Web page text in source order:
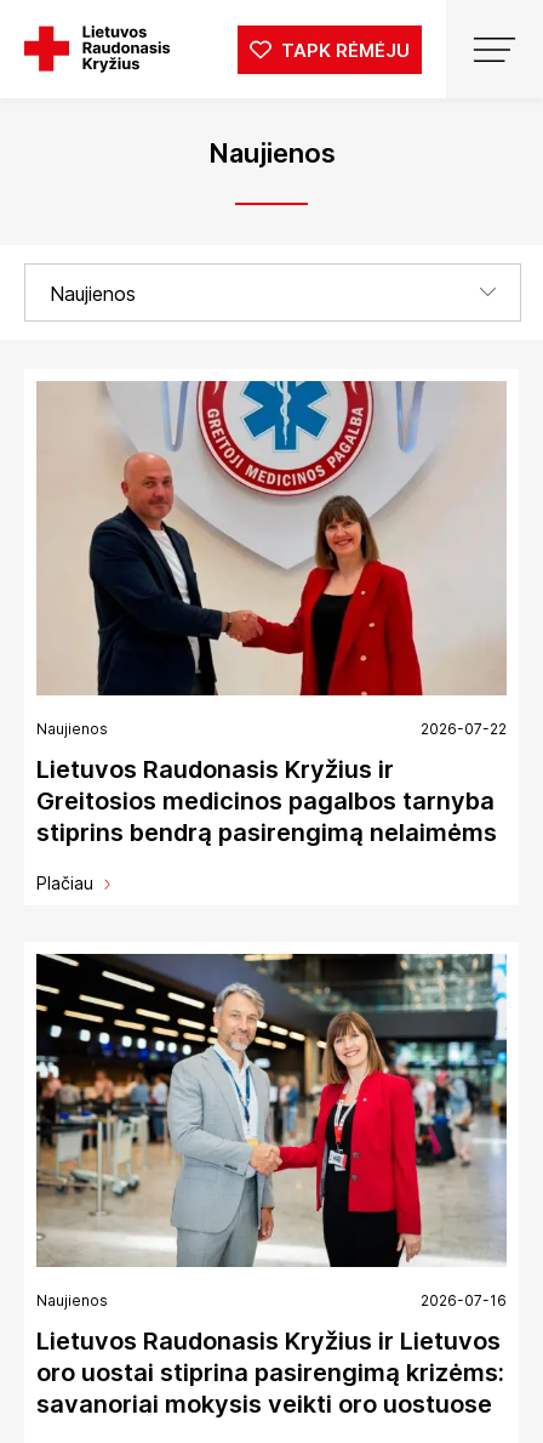
TAPK RĖMĖJU
Naujienos
Naujienos
Naujienos 2026-07-22
Lietuvos Raudonasis Kryžius ir
Greitosios medicinos pagalbos tarnyba
stiprins bendrą pasirengimą nelaimėms
Plačiau
Naujienos 2026-07-16
Lietuvos Raudonasis Kryžius ir Lietuvos
oro uostai stiprina pasirengimą krizėms:
savanoriai mokysis veikti oro uostuose